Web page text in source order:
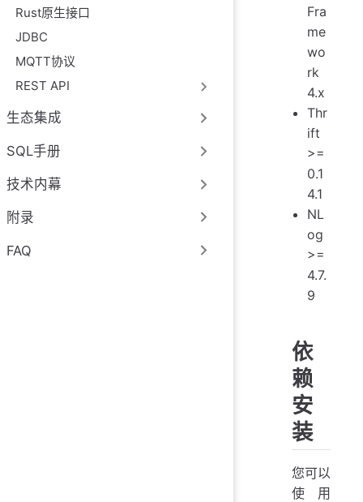
Rust原生接口
JDBC
MQTT协议
REST API
生态集成
SQL手册
技术内幕
附录
FAQ
Fra
me
wo
rk
4.x
Thr
ift
>=
0.1
4.1
NL
og
>=
4.7.
9
依
赖
安
装
您可以
使用